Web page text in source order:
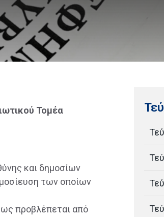
Τομέα
και δημοσίων
των οποίων
προβλέπεται από